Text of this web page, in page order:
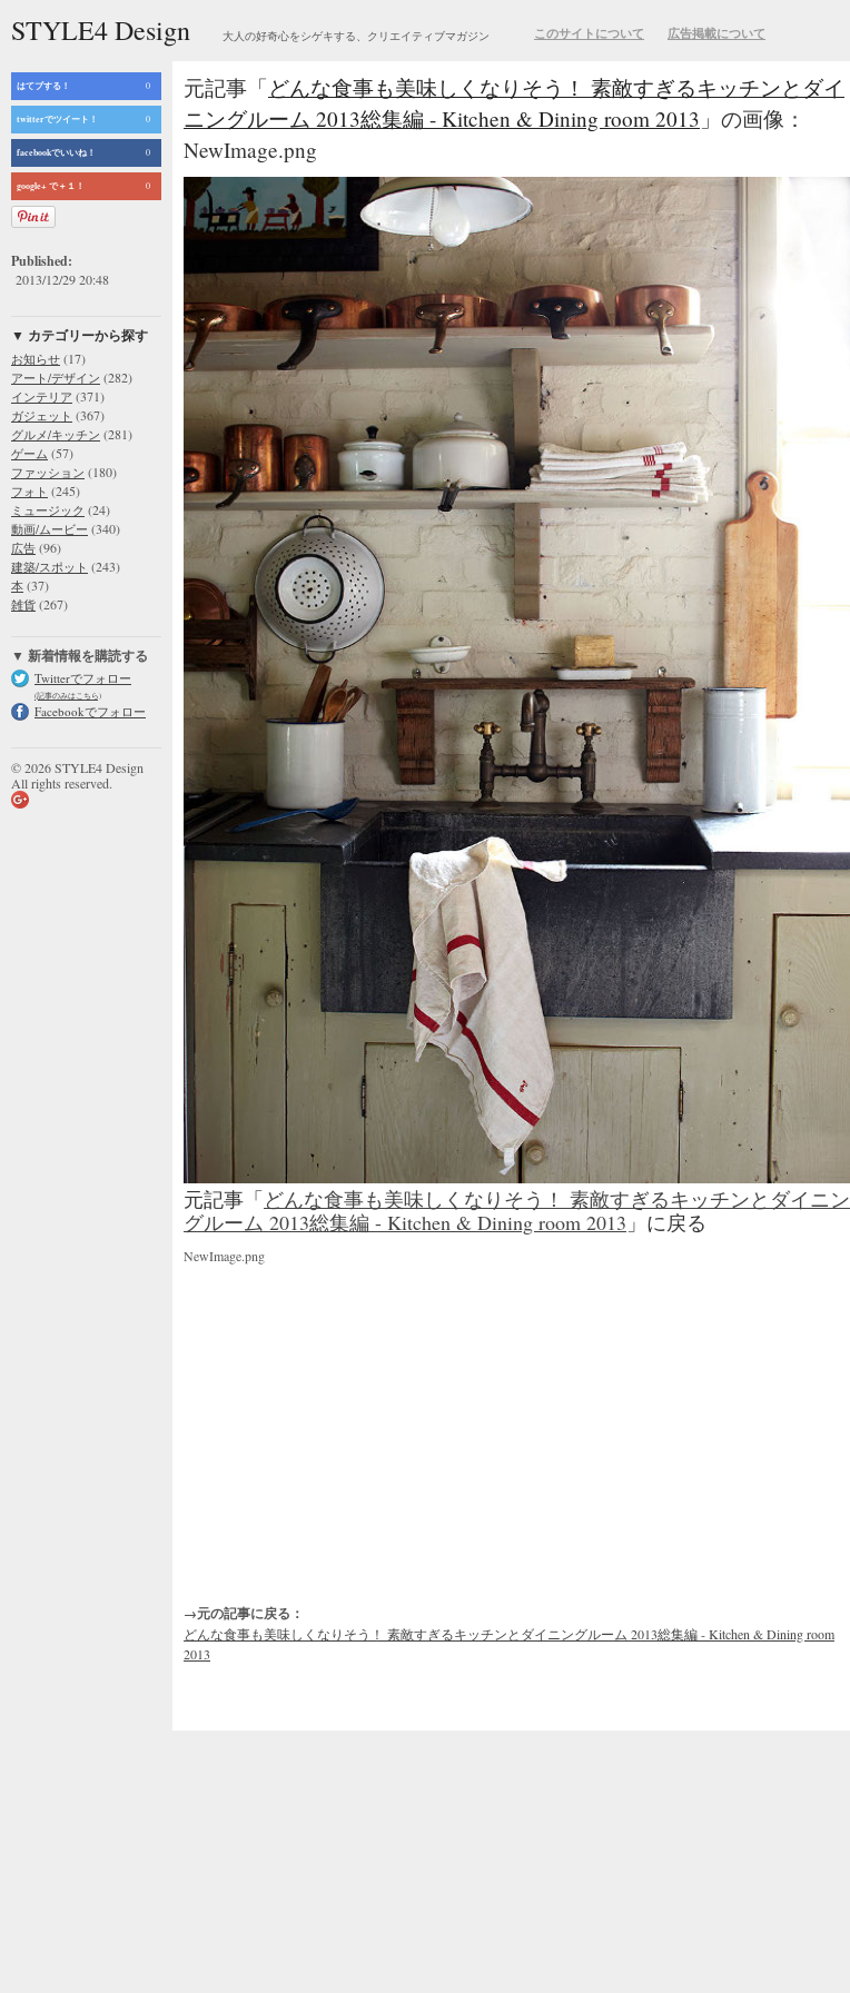
STYLE4 Design 大人の好奇心をシゲキする、クリエイティブマガジン このサイトについて 広告掲載について
はてブする！ 0
twitterでツイート！ 0
facebookでいいね！ 0
google+ で＋１！ 0
Published:
2013/12/29 20:48
▼ カテゴリーから探す
お知らせ (17)
アート/デザイン (282)
インテリア (371)
ガジェット (367)
グルメ/キッチン (281)
ゲーム (57)
ファッション (180)
フォト (245)
ミュージック (24)
動画/ムービー (340)
広告 (96)
建築/スポット (243)
本 (37)
雑貨 (267)
▼ 新着情報を購読する
Twitterでフォロー
(記事のみはこちら)
Facebookでフォロー
© 2026 STYLE4 Design
All rights reserved.
元記事「 どんな食事も美味しくなりそう！ 素敵すぎるキッチンとダイ
ニングルーム 2013総集編 - Kitchen & Dining room 2013 」の画像：
NewImage.png
元記事「どんな食事も美味しくなりそう！ 素敵すぎるキッチンとダイニン
グルーム 2013総集編 - Kitchen & Dining room 2013 」に戻る
NewImage.png
→元の記事に戻る：
どんな食事も美味しくなりそう！ 素敵すぎるキッチンとダイニングルーム 2013総集編 - Kitchen & Dining room
2013